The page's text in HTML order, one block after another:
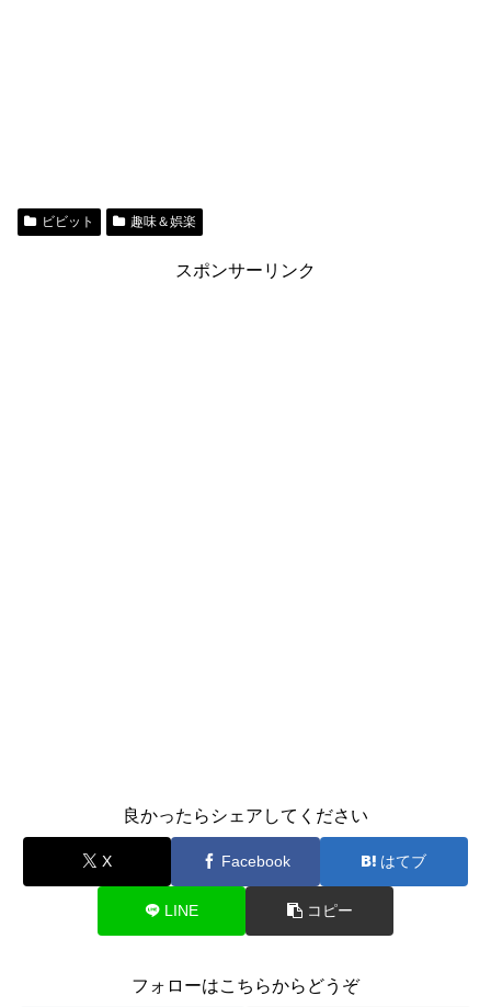
ビビット 趣味＆娯楽
スポンサーリンク
良かったらシェアしてください
X Facebook はてブ
LINE コピー
フォローはこちらからどうぞ